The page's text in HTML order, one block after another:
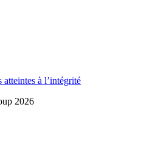
atteintes à l’intégrité
2026